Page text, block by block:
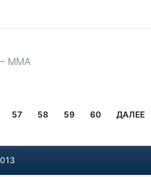
— ММA
57 58 59 60 ДАЛЕЕ